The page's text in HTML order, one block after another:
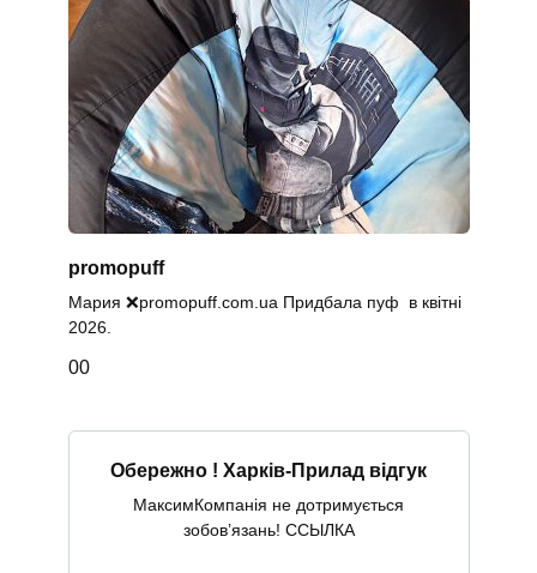
promopuff
Мария ❌promopuff.com.uа Придбала пуф в квітні
2026.
00
Обережно ! Харків-Прилад відгук
МаксимКомпанія не дотримується
зобов’язань! ССЫЛКА